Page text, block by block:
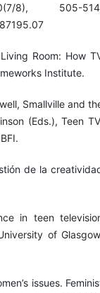
8), 505-
Room: How
Institute.
Smallville and
(Eds.), Teen
de la
in teen
of
issues.